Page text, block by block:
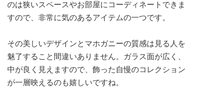
のは狭いスペースやお部屋にコーディネートできま
すので、非常に気のあるアイテムの一つです。
その美しいデザインとマホガニーの質感は見る人を
魅了すること間違いありません。ガラス面が広く、
中が良く見えますので、飾った自慢のコレクション
が一層映えるのも嬉しいですね。